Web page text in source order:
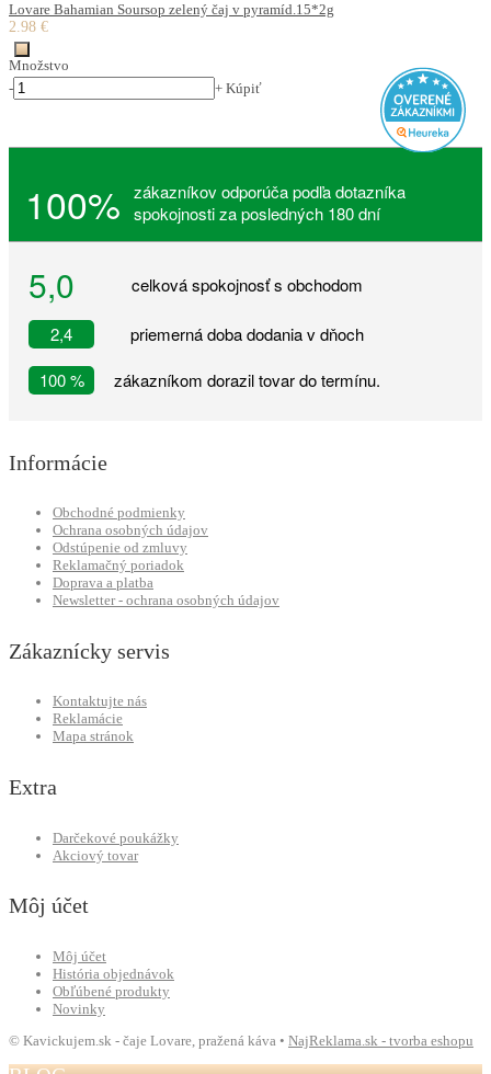
Lovare Bahamian Soursop zelený čaj v pyramíd.15*2g
2.98 €
Množstvo
-
+ Kúpiť
100%
zákazníkov odporúča podľa dotazníka
spokojnosti za posledných 180 dní
5,0 celková spokojnosť s obchodom
2,4
priemerná doba dodania v dňoch
100 %
zákazníkom dorazil tovar do termínu.
Informácie
Obchodné podmienky
Ochrana osobných údajov
Odstúpenie od zmluvy
Reklamačný poriadok
Doprava a platba
Newsletter - ochrana osobných údajov
Zákaznícky servis
Kontaktujte nás
Reklamácie
Mapa stránok
Extra
Darčekové poukážky
Akciový tovar
Môj účet
Môj účet
História objednávok
Obľúbené produkty
Novinky
© Kavickujem.sk - čaje Lovare, pražená káva • NajReklama.sk - tvorba eshopu